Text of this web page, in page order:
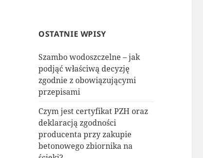
OSTATNIE WPISY
Szambo wodoszczelne – jak
podjąć właściwą decyzję
zgodnie z obowiązującymi
przepisami
Czym jest certyfikat PZH oraz
deklaracją zgodności
producenta przy zakupie
betonowego zbiornika na